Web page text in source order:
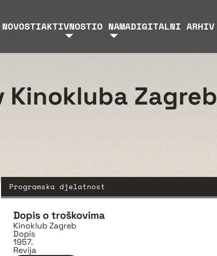
NOVOSTIAKTIVNOSTIO NAMADIGITALNI ARHIV
Zagreb
Programska djelatnost
Dopis o troškovima
Kinoklub Zagreb
Dopis
1957.
Revija